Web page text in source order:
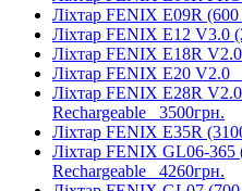
Ліхтар FENIX E09R
Ліхтар FENIX E12 V3.0
Ліхтар FENIX E18R
Ліхтар FENIX E20 V2.0
Ліхтар FENIX E28R
Rechargeable 3500грн.
Ліхтар FENIX E35R
Ліхтар FENIX GL06-365
Rechargeable 4260грн.